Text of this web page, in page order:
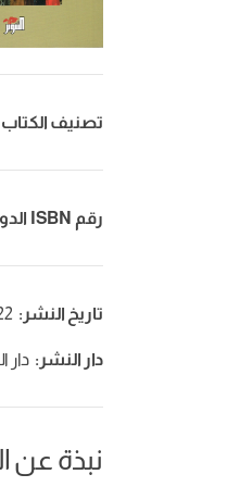
تصنيف الكتاب
رقم ISBN الدولي:
تاريخ النشر:
دار النشر: دار
نبذة عن